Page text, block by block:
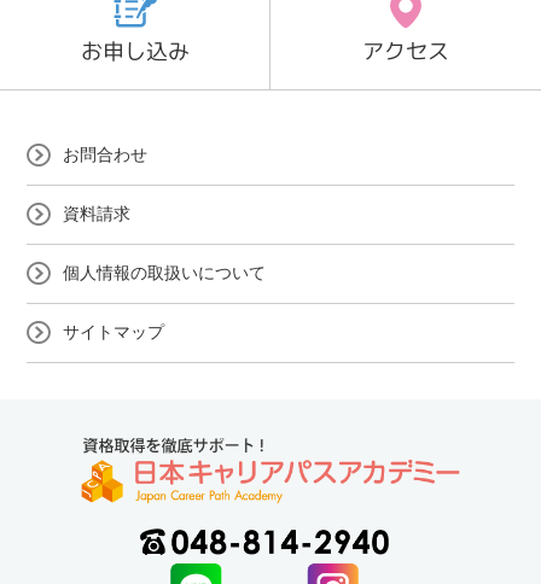
お申し込み アクセス
お問合わせ
資料請求
個人情報の取扱いについて
サイトマップ